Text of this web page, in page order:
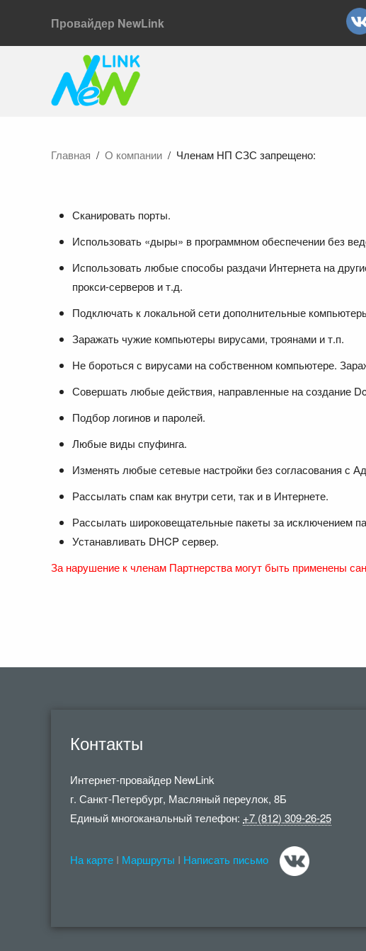
Провайдер NewLink
Главная О компании Членам НП СЗС запрещено:
Сканировать порты.
Использовать «дыры» в программном обеспечении без
Использовать любые способы раздачи Интернета на
прокси-серверов и т.д.
Подключать к локальной сети дополнительные
Заражать чужие компьютеры вирусами, троянами и т.п.
Не бороться с вирусами на собственном компьютере.
Совершать любые действия, направленные на создание
Подбор логинов и паролей.
Любые виды спуфинга.
Изменять любые сетевые настройки без согласования с
Рассылать спам как внутри сети, так и в Интернете.
Рассылать широковещательные пакеты за исключением
Устанавливать DHCP сервер.
За нарушение к членам Партнерства могут быть применены
Контакты
Интернет-провайдер NewLink
г. Санкт-Петербург, Масляный переулок, 8Б
Единый многоканальный телефон: +7 (812) 309-26-25
На карте I Маршруты I Написать письмо